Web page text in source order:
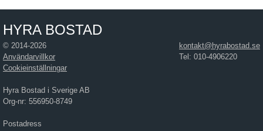
HYRA BOSTAD
kontakt@hyrabostad.se
Tel: 010-4906220
© 2014-2026
Användarvillkor
Cookieinställningar
Hyra Bostad i Sverige AB
Org-nr: 556950-8749
Postadress